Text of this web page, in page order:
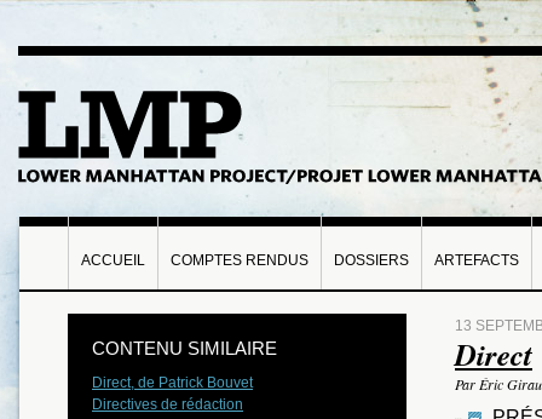
ACCUEIL COMPTES RENDUS DOSSIERS ARTEFACTS
13
Direct
Par Éric
CONTENU SIMILAIRE
Direct, de Patrick Bouvet
Directives de rédaction